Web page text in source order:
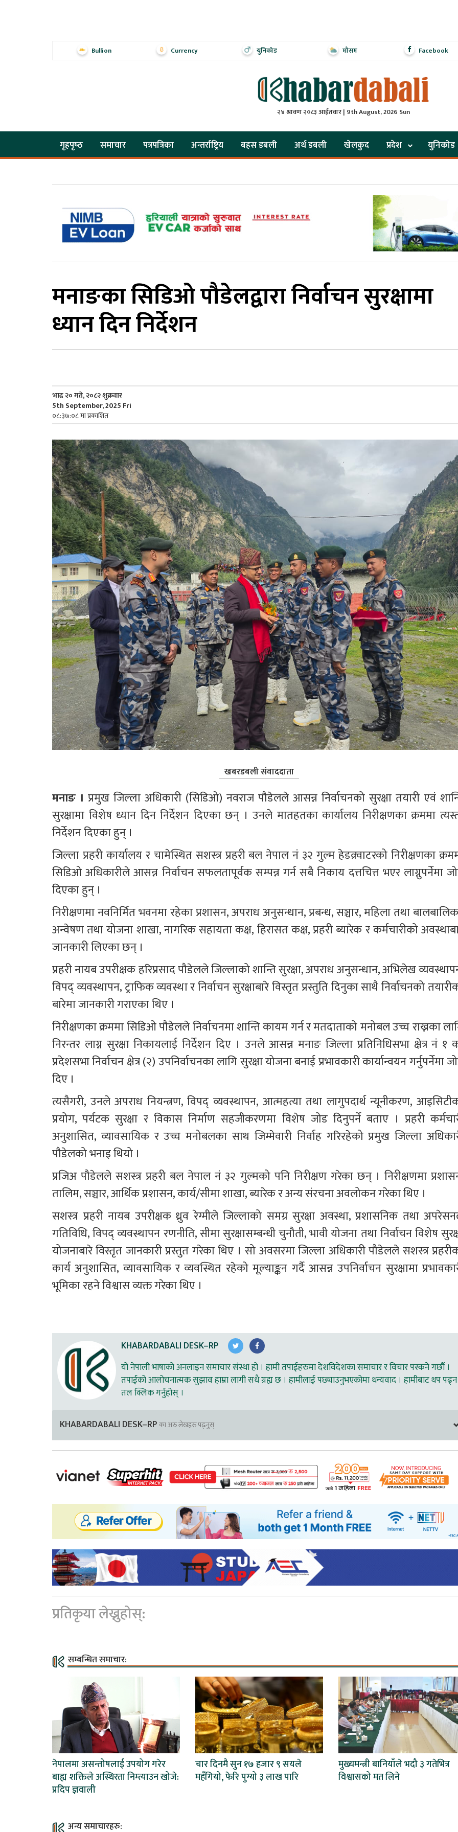
Bullion Currency युनिकोड मौसम Facebook
२४ श्रावण २०८३ आईतवार | 9th August, 2026 Sun
गृहपृष्‍ठ समाचार पत्रपत्रिका अन्तर्राष्ट्रिय बहस डबली अर्थ डबली खेलकुद प्रदेश युनिकोड
मनाङका सिडिओ पौडेलद्वारा निर्वाचन सुरक्षामा
ध्यान दिन निर्देशन
भाद्र २० गते, २०८२ शुक्रवार
5th September, 2025 Fri
०८:३७:०८ मा प्रकाशित
खबरडबली संवाददाता
मनाङ । प्रमुख जिल्ला अधिकारी (सिडिओ) नवराज पौडेलले आसन्न निर्वाचनको सुरक्षा तयारी एवं
सुरक्षामा विशेष ध्यान दिन निर्देशन दिएका छन् । उनले मातहतका कार्यालय निरीक्षणका क्रममा
निर्देशन दिएका हुन् ।
जिल्ला प्रहरी कार्यालय र चामेस्थित सशस्त्र प्रहरी बल नेपाल नं ३२ गुल्म हेडक्र्वाटरको निरीक्षणका
सिडिओ अधिकारीले आसन्न निर्वाचन सफलतापूर्वक सम्पन्न गर्न सबै निकाय दत्तचित्त भएर लाग्नुपर्नेमा
दिएका हुन् ।
निरीक्षणमा नवनिर्मित भवनमा रहेका प्रशासन, अपराध अनुसन्धान, प्रबन्ध, सञ्चार, महिला तथा
अन्वेषण तथा योजना शाखा, नागरिक सहायता कक्ष, हिरासत कक्ष, प्रहरी ब्यारेक र कर्मचारीको
जानकारी लिएका छन् ।
प्रहरी नायब उपरीक्षक हरिप्रसाद पौडेलले जिल्लाको शान्ति सुरक्षा, अपराध अनुसन्धान, अभिलेख
विपद् व्यवस्थापन, ट्राफिक व्यवस्था र निर्वाचन सुरक्षाबारे विस्तृत प्रस्तुति दिनुका साथै निर्वाचनको
बारेमा जानकारी गराएका थिए ।
निरीक्षणका क्रममा सिडिओ पौडेलले निर्वाचनमा शान्ति कायम गर्न र मतदाताको मनोबल उच्च राख्नका
निरन्तर लाग्न सुरक्षा निकायलाई निर्देशन दिए । उनले आसन्न मनाङ जिल्ला प्रतिनिधिसभा क्षेत्र नं १
प्रदेशसभा निर्वाचन क्षेत्र (२) उपनिर्वाचनका लागि सुरक्षा योजना बनाई प्रभावकारी कार्यान्वयन गर्नुपर्नेमा
दिए ।
त्यसैगरी, उनले अपराध नियन्त्रण, विपद् व्यवस्थापन, आत्महत्या तथा लागुपदार्थ न्यूनीकरण,
प्रयोग, पर्यटक सुरक्षा र विकास निर्माण सहजीकरणमा विशेष जोड दिनुपर्ने बताए । प्रहरी
अनुशासित, व्यावसायिक र उच्च मनोबलका साथ जिम्मेवारी निर्वाह गरिरहेको प्रमुख जिल्ला
पौडेलको भनाइ थियो ।
प्रजिअ पौडेलले सशस्त्र प्रहरी बल नेपाल नं ३२ गुल्मको पनि निरीक्षण गरेका छन् । निरीक्षणमा
तालिम, सञ्चार, आर्थिक प्रशासन, कार्य/सीमा शाखा, ब्यारेक र अन्य संरचना अवलोकन गरेका थिए ।
सशस्त्र प्रहरी नायब उपरीक्षक ध्रुव रेग्मीले जिल्लाको समग्र सुरक्षा अवस्था, प्रशासनिक तथा
गतिविधि, विपद् व्यवस्थापन रणनीति, सीमा सुरक्षासम्बन्धी चुनौती, भावी योजना तथा निर्वाचन विशेष
योजनाबारे विस्तृत जानकारी प्रस्तुत गरेका थिए । सो अवसरमा जिल्ला अधिकारी पौडेलले सशस्त्र
कार्य अनुशासित, व्यावसायिक र व्यवस्थित रहेको मूल्याङ्कन गर्दै आसन्न उपनिर्वाचन सुरक्षामा
भूमिका रहने विश्वास व्यक्त गरेका थिए ।
KHABARDABALI DESK–RP
यो नेपाली भाषाको अनलाइन समाचार संस्था हो । हामी तपाईहरुमा देशविदेशका समाचार र विचार पस्कने गर्छौ ।
तपाईको आलोचनात्मक सुझाव हाम्रा लागी सधै ग्रह्य छ । हामीलाई पछ्याउनुभएकोमा धन्यवाद । हामीबाट थप पढ्न
तल क्लिक गर्नुहोस् ।
KHABARDABALI DESK–RPका अरु लेखहरु पढ्नुस्
प्रतिकृया लेख्नुहोस्:
सम्बन्धित समाचार:
नेपालमा असन्तोषलाई उपयोग गरेर
बाह्य शक्तिले अस्थिरता निम्त्याउन खोजे:
प्रदिप ज्ञवाली
चार दिनमै सुन १७ हजार ९ सयले
महँगियो, फेरि पुग्यो ३ लाख पारि
मुख्यमन्त्री बानियाँले भदौ ३ गतेभित्र
विश्वासको मत लिने
अन्य समाचारहरु: